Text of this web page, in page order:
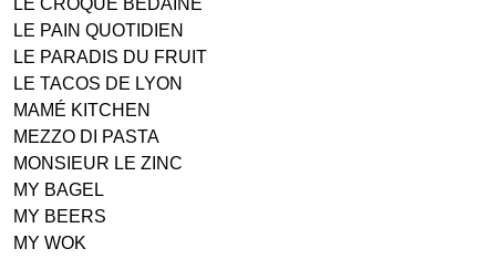
LE CROQUE BEDAINE
LE PAIN QUOTIDIEN
LE PARADIS DU FRUIT
LE TACOS DE LYON
MAMÉ KITCHEN
MEZZO DI PASTA
MONSIEUR LE ZINC
MY BAGEL
MY BEERS
MY WOK